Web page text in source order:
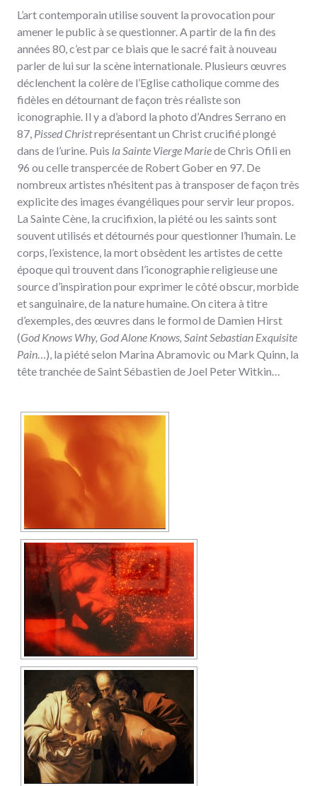
L’art contemporain utilise souvent la provocation pour
amener le public à se questionner. A partir de la fin des
années 80, c’est par ce biais que le sacré fait à nouveau
parler de lui sur la scène internationale. Plusieurs œuvres
déclenchent la colère de l’Eglise catholique comme des
fidèles en détournant de façon très réaliste son
iconographie. Il y a d’abord la photo d’Andres Serrano en
87, Pissed Christreprésentant un Christ crucifié plongé
dans de l’urine. Puis la Sainte Vierge Mariede Chris Ofili en
96 ou celle transpercée de Robert Gober en 97. De
nombreux artistes n’hésitent pas à transposer de façon très
explicite des images évangéliques pour servir leur propos.
La Sainte Cène, la crucifixion, la piété ou les saints sont
souvent utilisés et détournés pour questionner l’humain. Le
corps, l’existence, la mort obsèdent les artistes de cette
époque qui trouvent dans l’iconographie religieuse une
source d’inspiration pour exprimer le côté obscur, morbide
et sanguinaire, de la nature humaine. On citera à titre
d’exemples, des œuvres dans le formol de Damien Hirst
(God Knows Why, God Alone Knows, Saint Sebastian Exquisite
Pain…), la piété selon Marina Abramovic ou Mark Quinn, la
tête tranchée de Saint Sébastien de Joel Peter Witkin…